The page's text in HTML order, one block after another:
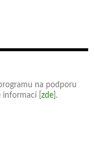
na podporu
[ zde ].